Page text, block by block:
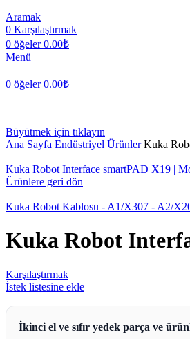
Aramak
0 Karşılaştırmak
0 öğeler 0.00₺
Menü
0 öğeler 0.00₺
Büyütmek için tıklayın
Ana Sayfa Endüstriyel ÜrünlerKuka
Kuka Robot Interface smartPAD X19 |
Ürünlere geri dön
Kuka Robot Kablosu - A1/X307 - A2/
Kuka Robot
Karşılaştırmak
İstek listesine ekle
İkinci el ve sıfır yedek parça ve